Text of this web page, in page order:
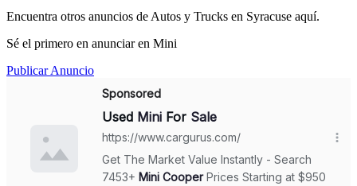
Encuentra otros anuncios de Autos y Trucks en Syracuse aquí.
Sé el primero en anunciar en Mini
Publicar Anuncio